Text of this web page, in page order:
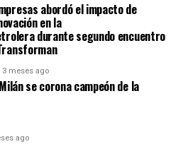
abordó el impacto de
en la
durante segundo encuentro
3 meses ago
se corona campeón de la
ago